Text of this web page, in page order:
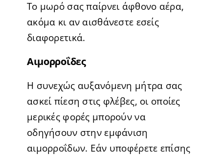
Το μωρό σας παίρνει άφθονο αέρα,
ακόμα κι αν αισθάνεστε εσείς
διαφορετικά.
Αιμορροΐδες
Η συνεχώς αυξανόμενη μήτρα σας
ασκεί πίεση στις φλέβες, οι οποίες
μερικές φορές μπορούν να
οδηγήσουν στην εμφάνιση
αιμορροΐδων. Εάν υποφέρετε επίσης